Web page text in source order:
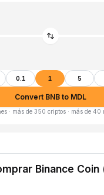
0.1 1 5
Convert BNB to MDL
· más de 350 criptos · más de
Binance Coin